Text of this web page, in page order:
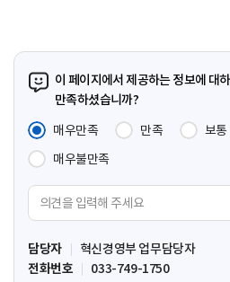
이 페이지에서 제공하는 정보에 대
만족하셨습니까?
매우만족
만족 보통
매우불만족
견
입
력
담당자
혁신경영부 업무담당자
전화번호
033-749-1750